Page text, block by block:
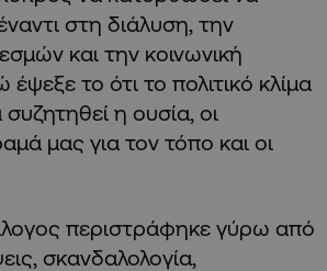
στη διάλυση, την
και την κοινωνική
το ότι το πολιτικό κλίμα
η ουσία, οι
μας για τον τόπο και οι
περιστράφηκε γύρω από
σκανδαλολογία,